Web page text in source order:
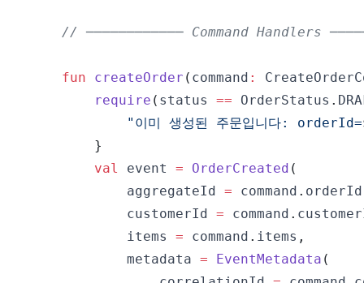
// ──────────── Command Handlers
fun createOrder ( command :
require ( status == OrderStatus .
"이미 생성된 주문입니다: orderId=
}
val
event = OrderCreated (
            aggregateId
= command . orderId
            customerId
= command .
            items
= command . items ,
            metadata
= EventMetadata (